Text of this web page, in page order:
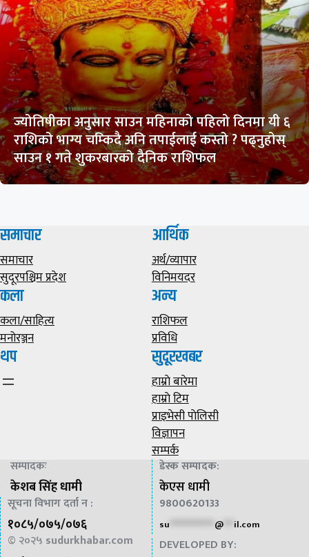
ज्योतिषीका अनुसार साउन महिनाको पहिलो दिनमा यी ६
राशिको भाग्य चम्किदै अनि तपाईलाई कस्तो ? पढ्नुहोस्
साउन १ गते शुकरबारको दैनिक राशिफल
समाचार
समाचार
सुदूरपश्चिम प्रदेश
आर्थिक
अर्थ/व्यापार
विनिमयदर
कला
कला/साहित्य
मनोरञ्जन
अन्य
राशिफल
प्रविधि
थप सुदूरखबर
हाम्राे बारेमा
हाम्राे टिम
प्राइभेसी पाेलिसी
विज्ञापन
सम्पर्क
सम्पादकः
केशब सिंह धामी
डेस्क सम्पादक:
केएस धामी
सूचना विभाग दर्ता न :
१०८५/०७५/०७६
9800620133
su @*** il.com
© २०२५ sudurkhabar.com
DEVELOPED BY: